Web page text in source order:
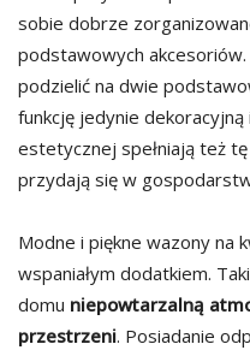
sobie dobrze
podstawowych akcesoriów.
podzielić na dwie
funkcję jedynie
estetycznej spełniają też
przydają się w
Modne i piękne wazony na
wspaniałym dodatkiem.
domu niepowtarzalną
przestrzeni. Posiadanie